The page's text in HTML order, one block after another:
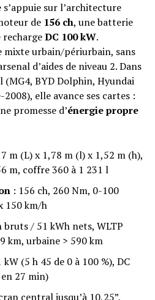
sur l’architecture
de 156 ch, une batterie
DC 100 kW.
mixte urbain/périurbain, sans
d’aides de niveau 2. Dans
BYD Dolphin, Hyundai
elle avance ses cartes :
promesse d’énergie propre
m (L) x 1,78 m (l) x 1,52 m (h),
m, coffre 360 à 1 231 l
: 156 ch, 260 Nm, 0-100
150 km/h
/ 51 kWh nets, WLTP
km, urbaine > 590 km
(5 h 45 de 0 à 100 %), DC
27 min)
central jusqu’à 10,25”,